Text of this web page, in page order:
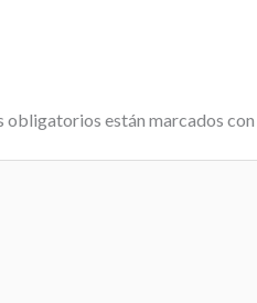
obligatorios están marcados con